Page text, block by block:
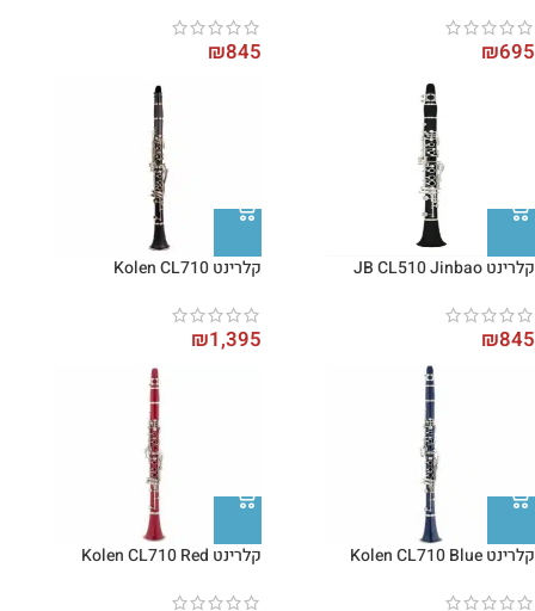
₪695
₪845
קלרינט JB CL510 Jinbao
₪845
קלרינט Kolen CL710
₪1,395
קלרינט Kolen CL710 Blue קלרינט Kolen CL710 Red